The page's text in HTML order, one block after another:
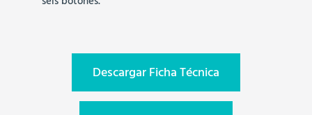
Descargar Ficha Técnica